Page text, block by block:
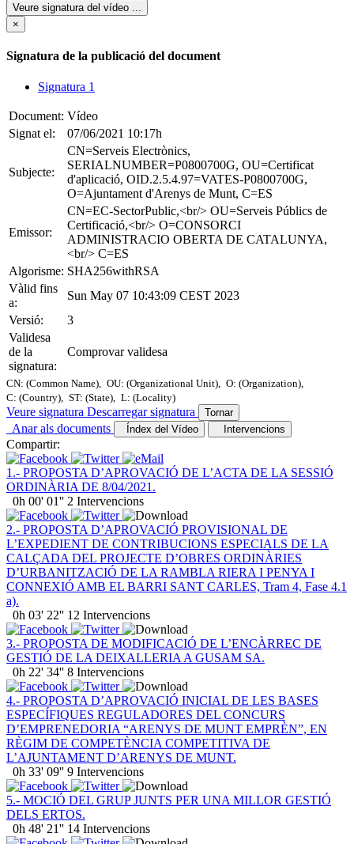
Veure signatura del vídeo
×
Signatura de la publicació del document
Signatura 1
Document: Vídeo
Signat el:
07/06/2021 10:17h
Subjecte:
CN=Serveis Electrònics,
SERIALNUMBER=P0800700G, OU=Certificat
d'aplicació, OID.2.5.4.97=VATES-P0800700G,
O=Ajuntament d'Arenys de Munt, C=ES
Emissor:
CN=EC-SectorPublic,<br/> OU=Serveis Públics de
Certificació,<br/> O=CONSORCI
ADMINISTRACIO OBERTA DE CATALUNYA,
<br/> C=ES
Algorisme: SHA256withRSA
Vàlid fins
a:
Sun May 07 10:43:09 CEST 2023
Versió:
3
Validesa
de la
signatura:
Comprovar validesa
CN: (Common Name), OU: (Organizational Unit), O: (Organization),
C: (Country), ST: (State), L: (Locality)
Veure signatura Descarregar signatura Tornar
Anar als documents Índex del Vídeo Intervencions
Compartir:
1.- PROPOSTA D’APROVACIÓ DE L’ACTA DE LA SESSIÓ
ORDINÀRIA DE 8/04/2021.
0h 00' 01'' 2 Intervencions
2.- PROPOSTA D’APROVACIÓ PROVISIONAL DE
L’EXPEDIENT DE CONTRIBUCIONS ESPECIALS DE LA
CALÇADA DEL PROJECTE D’OBRES ORDINÀRIES
D’URBANITZACIÓ DE LA RAMBLA RIERA I PENYA I
CONNEXIÓ AMB EL BARRI SANT CARLES, Tram 4, Fase 4.1
a).
0h 03' 22'' 12 Intervencions
3.- PROPOSTA DE MODIFICACIÓ DE L’ENCÀRREC DE
GESTIÓ DE LA DEIXALLERIA A GUSAM SA.
0h 22' 34'' 8 Intervencions
4.- PROPOSTA D’APROVACIÓ INICIAL DE LES BASES
ESPECÍFIQUES REGULADORES DEL CONCURS
D’EMPRENEDORIA “ARENYS DE MUNT EMPRÈN”, EN
RÈGIM DE COMPETÈNCIA COMPETITIVA DE
L’AJUNTAMENT D’ARENYS DE MUNT.
0h 33' 09'' 9 Intervencions
5.- MOCIÓ DEL GRUP JUNTS PER UNA MILLOR GESTIÓ
DELS ERTOS.
0h 48' 21'' 14 Intervencions